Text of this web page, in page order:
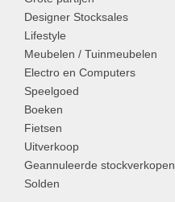
Designer Stocksales
Lifestyle
Meubelen / Tuinmeubelen
Electro en Computers
Speelgoed
Boeken
Fietsen
Uitverkoop
Geannuleerde stockverkopen
Solden